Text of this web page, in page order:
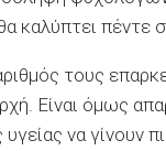
καλύπτει πέντε
τους
Είναι όμως
να γίνουν